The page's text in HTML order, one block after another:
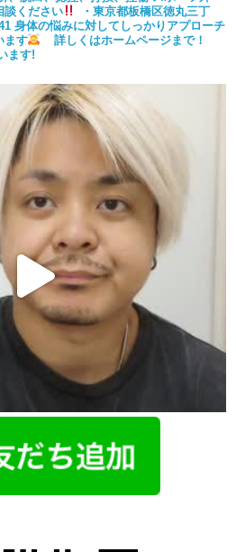
談ください
・東京都板橋区徳丸三丁
身体の悩みに対してしっかりアプローチ
ます
詳しくはホームページまで！
ます!